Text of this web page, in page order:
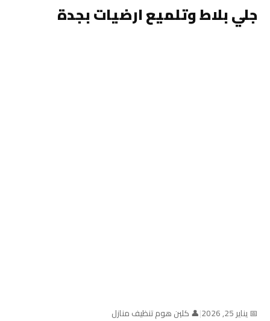
جلي بلاط وتلميع ارضيات بجدة
📅 يناير 25, 2026 |👤 كلين هوم تنظيف منازل